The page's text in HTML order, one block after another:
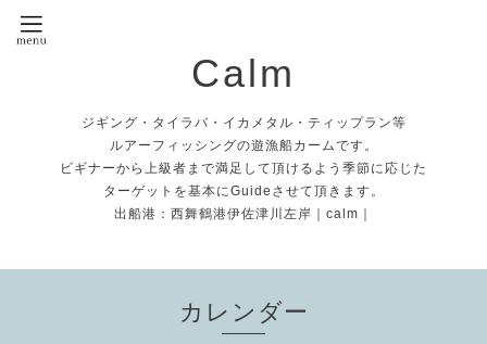
Calm
ジギング・タイラバ・イカメタル・ティップラン等
ルアーフィッシングの遊漁船カームです。
ビギナーから上級者まで満足して頂けるよう季節に応じた
ターゲットを基本にGuideさせて頂きます。
出船港：西舞鶴港伊佐津川左岸｜calm｜
カレンダー